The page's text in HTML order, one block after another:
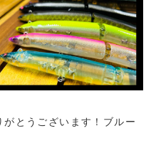
とうございます！ブルー